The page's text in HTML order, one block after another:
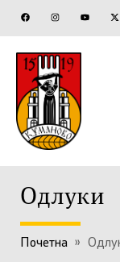
Одлуки
Почетна »